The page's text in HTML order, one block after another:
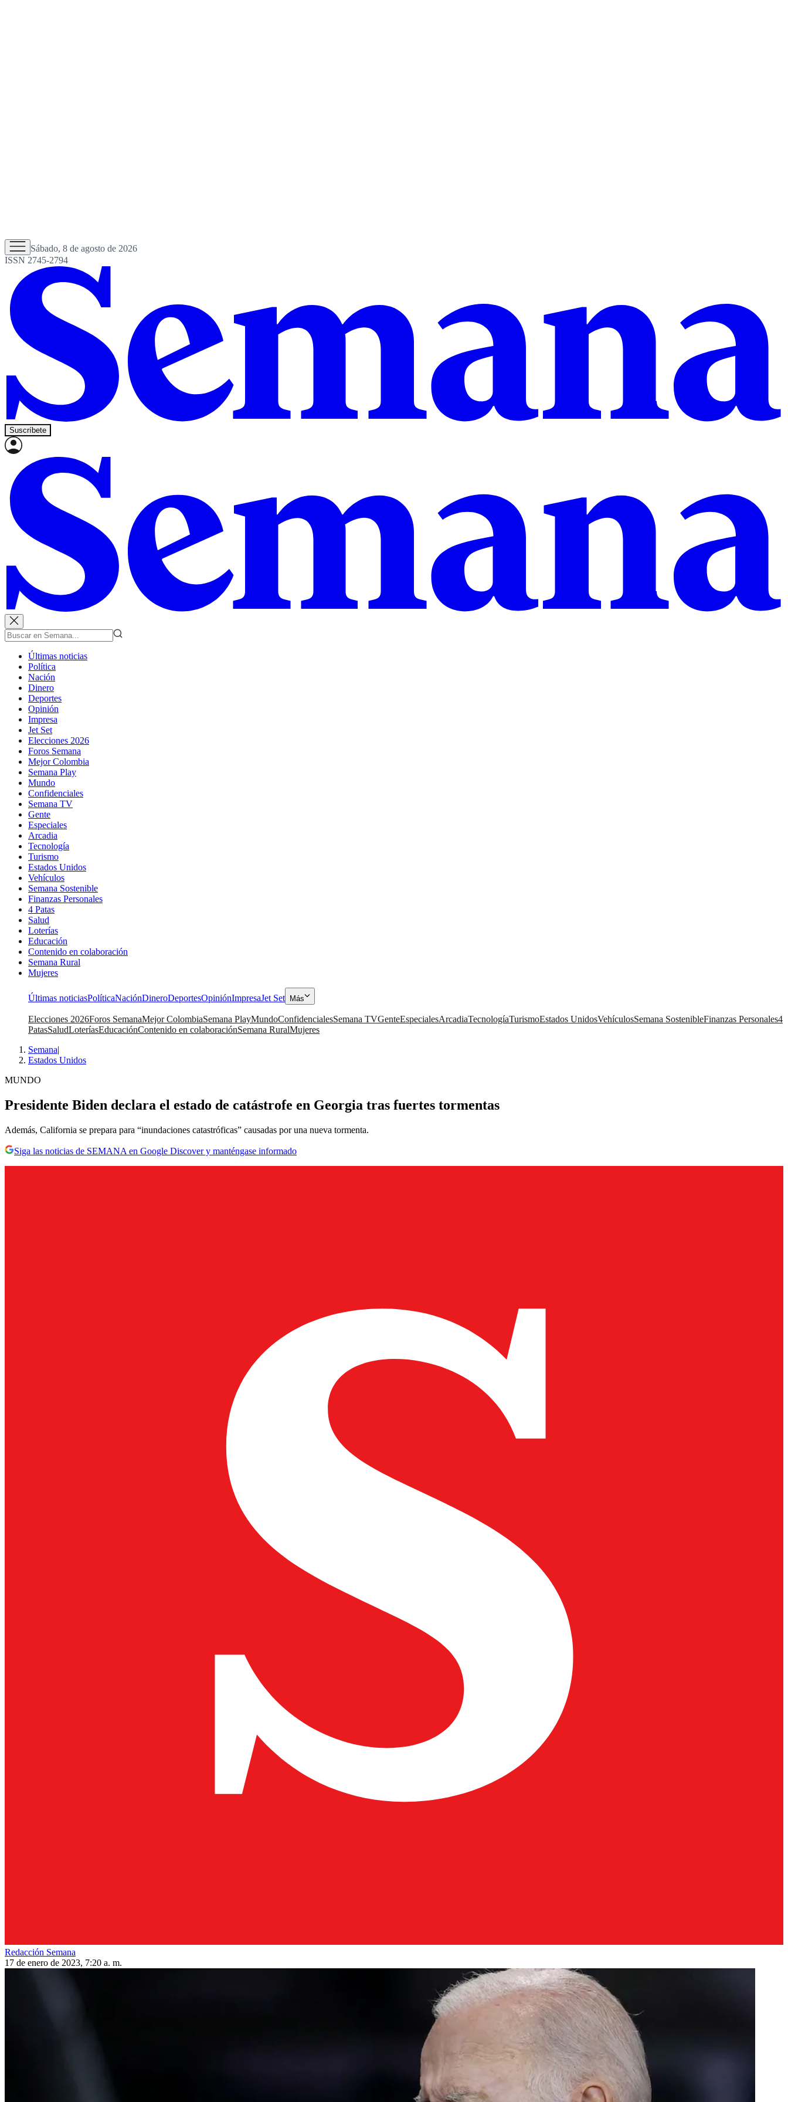
Sábado, 8 de agosto de 2026
ISSN 2745-2794
Suscríbete
Últimas noticias
Política
Nación
Dinero
Deportes
Opinión
Impresa
Jet Set
Elecciones 2026
Foros Semana
Mejor Colombia
Semana Play
Mundo
Confidenciales
Semana TV
Gente
Especiales
Arcadia
Tecnología
Turismo
Estados Unidos
Vehículos
Semana Sostenible
Finanzas Personales
4 Patas
Salud
Loterías
Educación
Contenido en colaboración
Semana Rural
Mujeres
Últimas noticiasPolíticaNaciónDineroDeportesOpiniónImpresaJet Set Más
Elecciones 2026Foros SemanaMejor ColombiaSemana PlayMundoConfidencialesSemana TVGenteEspecialesArcadiaTecnologíaTurismoEstados UnidosVehículosSemana SostenibleFinanzas Personales4
PatasSaludLoteríasEducaciónContenido en colaboraciónSemana RuralMujeres
Semana|
Estados Unidos
MUNDO
Presidente Biden declara el estado de catástrofe en Georgia tras fuertes tormentas
Además, California se prepara para “inundaciones catastróficas” causadas por una nueva tormenta.
Siga las noticias de SEMANA en Google Discover y manténgase informado
Redacción Semana
17 de enero de 2023, 7:20 a. m.